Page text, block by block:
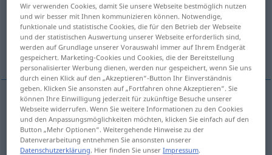
Übersicht aller Übersetzungen
(Für mehr Details die Übersetzung anklicken/antippen)
stark, kräftig, hart
stark,kräftig recio (≈ robusto)
hart recio (≈ duro)
Wir verwenden Cookies, damit Sie unsere Webseite bestmöglich nutzen
und wir besser mit Ihnen kommunizieren können. Notwendige,
funktionale und statistische Cookies, die für den Betrieb der Webseite
und der statistischen Auswertung unserer Webseite erforderlich sind,
werden auf Grundlage unserer Vorauswahl immer auf Ihrem Endgerät
gespeichert. Marketing-Cookies und Cookies, die der Bereitstellung
personalisierter Werbung dienen, werden nur gespeichert, wenn Sie uns
durch einen Klick auf den „Akzeptieren“-Button Ihr Einverständnis
geben. Klicken Sie ansonsten auf „Fortfahren ohne Akzeptieren“. Sie
können Ihre Einwilligung jederzeit für zukünftige Besuche unserer
Webseite widerrufen. Wenn Sie weitere Informationen zu den Cookies
und den Anpassungsmöglichkeiten möchten, klicken Sie einfach auf den
Button „Mehr Optionen“. Weitergehende Hinweise zu der
Datenverarbeitung entnehmen Sie ansonsten unserer
Datenschutzerklärung. Hier finden Sie unserImpressum.